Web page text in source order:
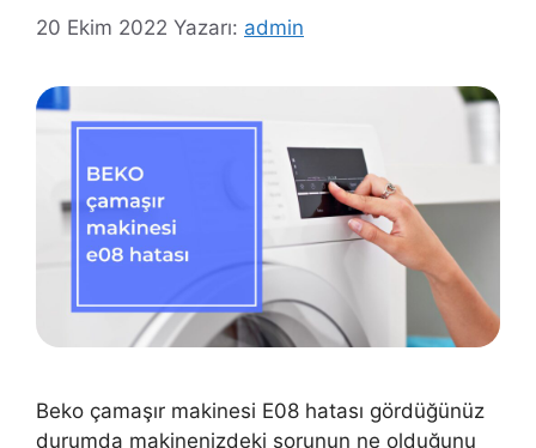
20 Ekim 2022 Yazarı: admin
Beko çamaşır makinesi E08 hatası gördüğünüz
durumda makinenizdeki sorunun ne olduğunu